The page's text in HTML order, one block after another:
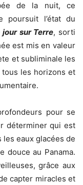
de la nuit, ce
poursuit l’état du
jour sur Terre, sorti
est mis en valeur
et subliminale les
tous les horizons et
pour se
déterminer qui est
eaux glacées de
douce au Panama.
grâce aux
capter miracles et